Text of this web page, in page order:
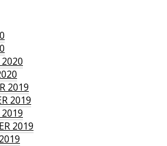
2020
2019
2019
2019